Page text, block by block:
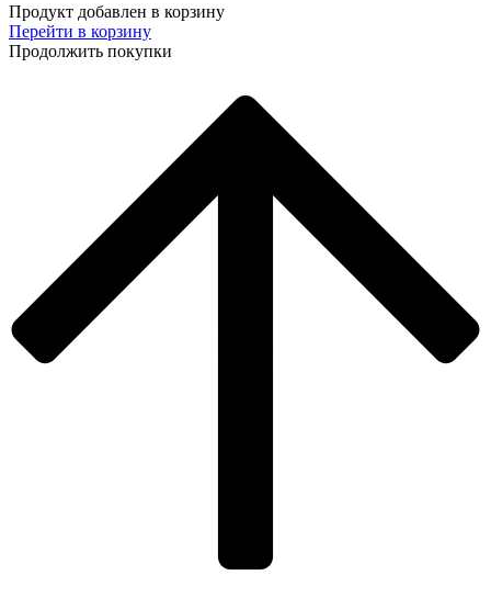
Продукт добавлен в корзину
Перейти в корзину
Продолжить покупки